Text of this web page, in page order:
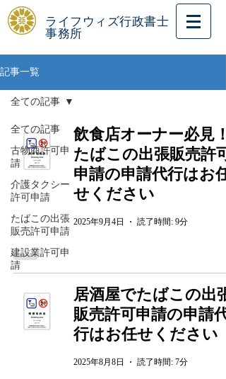
ライフウィズ行政書士
事務所
記事一覧
全ての記事
古物商許可申
請
介護タクシー
許可申請
たばこの出張
販売許可申請
建設業許可申
請
全ての記事
飲食店オーナー必見！
たばこの出張販売許可
申請の申請代行はお任
せください
2025年9月4日 読了時間: 9分
居酒屋でたばこの出張
販売許可申請の申請代
行はお任せください
2025年8月8日 読了時間: 7分